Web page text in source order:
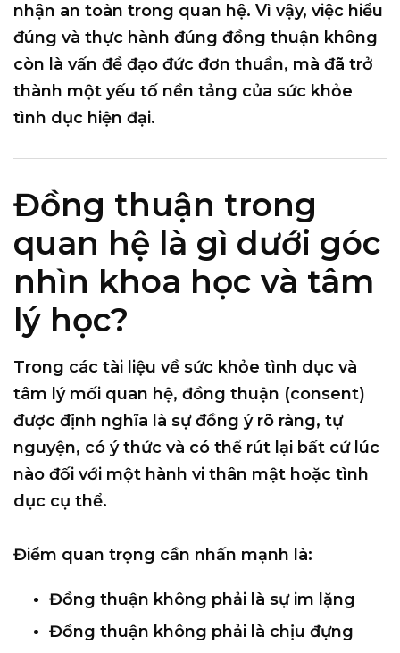
nhận an toàn trong quan hệ. Vì vậy, việc hiểu
đúng và thực hành đúng đồng thuận không
còn là vấn đề đạo đức đơn thuần, mà đã trở
thành một yếu tố nền tảng của sức khỏe
tình dục hiện đại.
Đồng thuận trong
quan hệ là gì dưới góc
nhìn khoa học và tâm
lý học?
Trong các tài liệu về sức khỏe tình dục và
tâm lý mối quan hệ, đồng thuận (consent)
được định nghĩa là sự đồng ý rõ ràng, tự
nguyện, có ý thức và có thể rút lại bất cứ lúc
nào đối với một hành vi thân mật hoặc tình
dục cụ thể.
Điểm quan trọng cần nhấn mạnh là:
Đồng thuận không phải là sự im lặng
Đồng thuận không phải là chịu đựng